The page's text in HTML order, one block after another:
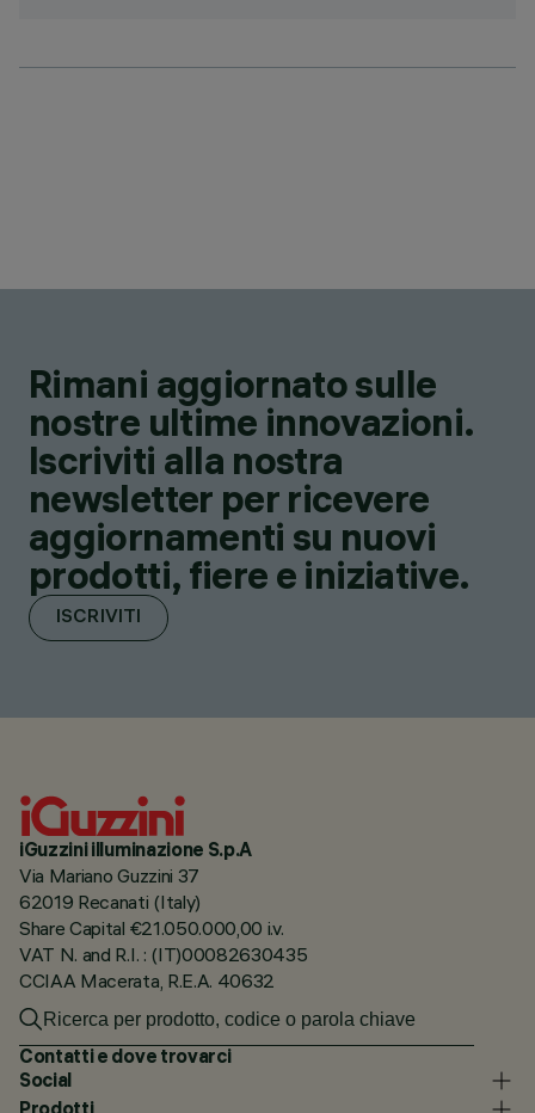
Rimani aggiornato sulle
nostre ultime innovazioni.
Iscriviti alla nostra
newsletter per ricevere
aggiornamenti su nuovi
prodotti, fiere e iniziative.
ISCRIVITI
iGuzzini illuminazione S.p.A
Via Mariano Guzzini 37
62019 Recanati (Italy)
Share Capital €21.050.000,00 i.v.
VAT N. and R.I. : (IT)00082630435
CCIAA Macerata, R.E.A. 40632
Contatti e dove trovarci
Social